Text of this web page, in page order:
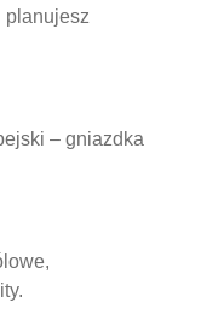
planujesz
– gniazdka